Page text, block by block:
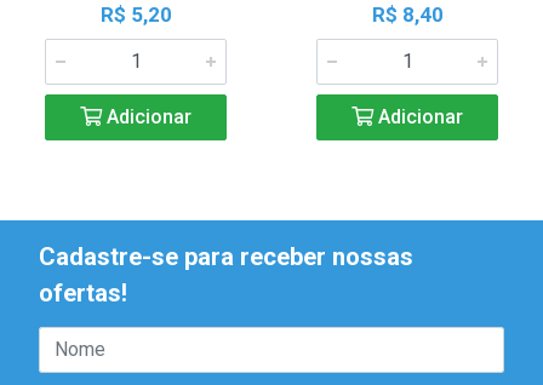
R$ 5,20
Adicionar
R$ 8,40
Adicionar
Cadastre-se para receber nossas
ofertas!